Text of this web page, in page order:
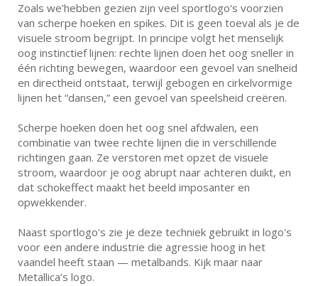
Zoals we’hebben gezien zijn veel sportlogo's voorzien
van scherpe hoeken en spikes. Dit is geen toeval als je de
visuele stroom begrijpt. In principe volgt het menselijk
oog instinctief lijnen: rechte lijnen doen het oog sneller in
één richting bewegen, waardoor een gevoel van snelheid
en directheid ontstaat, terwijl gebogen en cirkelvormige
lijnen het “dansen,” een gevoel van speelsheid creëren.
Scherpe hoeken doen het oog snel afdwalen, een
combinatie van twee rechte lijnen die in verschillende
richtingen gaan. Ze verstoren met opzet de visuele
stroom, waardoor je oog abrupt naar achteren duikt, en
dat schokeffect maakt het beeld imposanter en
opwekkender.
Naast sportlogo's zie je deze techniek gebruikt in logo's
voor een andere industrie die agressie hoog in het
vaandel heeft staan — metalbands. Kijk maar naar
Metallica’s logo.